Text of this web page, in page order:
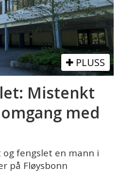
PLUSS
Mistenkt
med
fengslet en mann i
på Fløysbonn